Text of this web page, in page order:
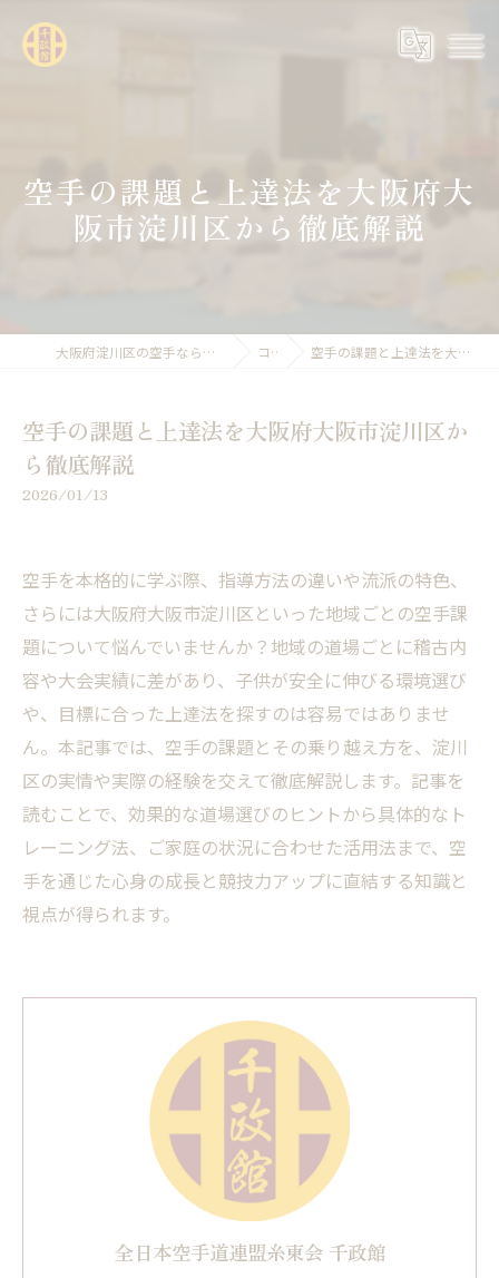
空手の課題と上達法を大阪府大
阪市淀川区から徹底解説
大阪府淀川区の空手なら全日本空手道連盟糸東会 千政館 コラム 空手の課題と上達法を大阪府大阪市淀川区から徹底解説
空手の課題と上達法を大阪府大阪市淀川区か
ら徹底解説
2026/01/13
空手を本格的に学ぶ際、指導方法の違いや流派の特色、
さらには大阪府大阪市淀川区といった地域ごとの空手課
題について悩んでいませんか？地域の道場ごとに稽古内
容や大会実績に差があり、子供が安全に伸びる環境選び
や、目標に合った上達法を探すのは容易ではありませ
ん。本記事では、空手の課題とその乗り越え方を、淀川
区の実情や実際の経験を交えて徹底解説します。記事を
読むことで、効果的な道場選びのヒントから具体的なト
レーニング法、ご家庭の状況に合わせた活用法まで、空
手を通じた心身の成長と競技力アップに直結する知識と
視点が得られます。
全日本空手道連盟糸東会 千政館